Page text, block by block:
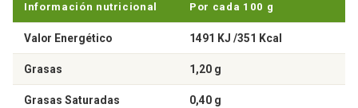
Información nutricional Por cada 100 g
Valor Energético 1491 KJ /351 Kcal
Grasas 1,20 g
Grasas Saturadas 0,40 g